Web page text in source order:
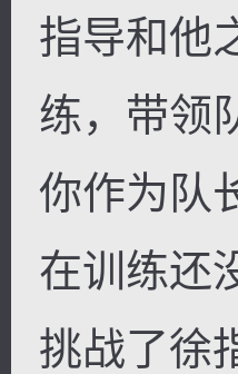
指导和他
练，带领
你作为队
在训练还
挑战了徐